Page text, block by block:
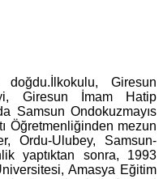
doğdu.İlkokulu, Giresun
Giresun İmam Hatip
Samsun Ondokuzmayıs
Öğretmenliğinden mezun
Ordu-Ulubey, Samsun-
yaptıktan sonra, 1993
Amasya Eğitim